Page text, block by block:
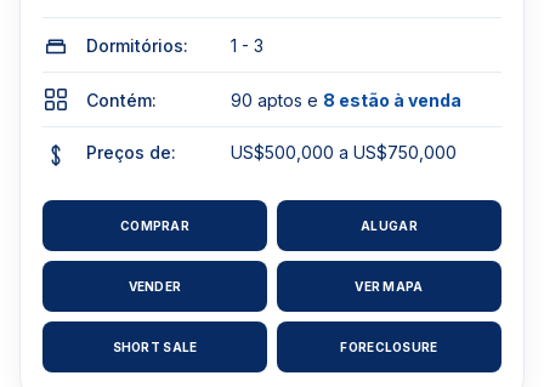
Dormitórios: 1 - 3
Contém: 90 aptos e 8 estão à venda
Preços de: US$500,000 a US$750,000
COMPRAR ALUGAR
VENDER VER MAPA
SHORT SALE FORECLOSURE